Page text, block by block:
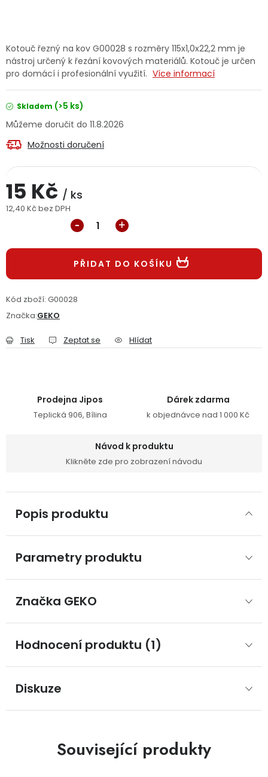
Fotovoltaika
Výprodej
Značky
Velkoobchodní spolupráce (B2B)
Doprava a platba Váš zákaznický účet
Reklamační formulář Odstoupení ve lhůtě 14 dní
Podmínky ochrany osobních údajů
Kotouč řezný na kov G00028 s rozměry 115x1,0x22,2 mm je
nástroj určený k řezání kovových materiálů. Kotouč je určen
pro domácí i profesionální využití. Více informací
Skladem (>5 ks)
11.8.2026
Možnosti doručení
15 Kč / ks
12,40 Kč bez DPH
PŘIDAT DO KOŠÍKU
Kód zboží: G00028
Značka:GEKO
Tisk Zeptat se Hlídat
Prodejna Jipos
Teplická 906, Bílina
Dárek zdarma
k objednávce nad 1 000 Kč
Návod k produktu
Klikněte zde pro zobrazení návodu
Popis produktu
Parametry produktu
Značka GEKO
Hodnocení produktu (1)
Diskuze
Související produkty